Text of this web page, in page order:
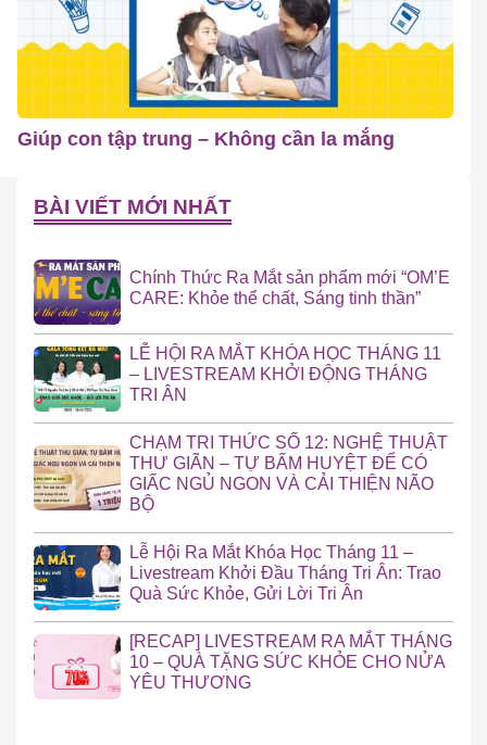
Giúp con tập trung – Không cần la mắng
BÀI VIẾT MỚI NHẤT
Chính Thức Ra Mắt sản phẩm mới “OM’E
CARE: Khỏe thể chất, Sáng tinh thần”
LỄ HỘI RA MẮT KHÓA HỌC THÁNG 11
– LIVESTREAM KHỞI ĐỘNG THÁNG
TRI ÂN
CHẠM TRI THỨC SỐ 12: NGHỆ THUẬT
THƯ GIÃN – TỰ BẤM HUYỆT ĐỂ CÓ
GIẤC NGỦ NGON VÀ CẢI THIỆN NÃO
BỘ
Lễ Hội Ra Mắt Khóa Học Tháng 11 –
Livestream Khởi Đầu Tháng Tri Ân: Trao
Quà Sức Khỏe, Gửi Lời Tri Ân
[RECAP] LIVESTREAM RA MẮT THÁNG
10 – QUÀ TẶNG SỨC KHỎE CHO NỬA
YÊU THƯƠNG